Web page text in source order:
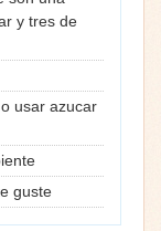
y tres de
usar azucar
guste